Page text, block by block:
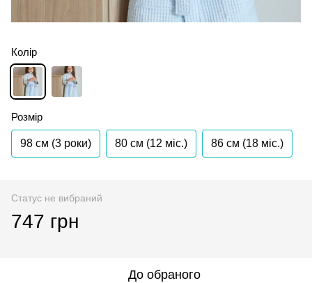
Колір
Розмір
98 см (3 роки) 80 см (12 мiс.) 86 см (18 мiс.)
Статус не вибраний
747 грн
До обраного